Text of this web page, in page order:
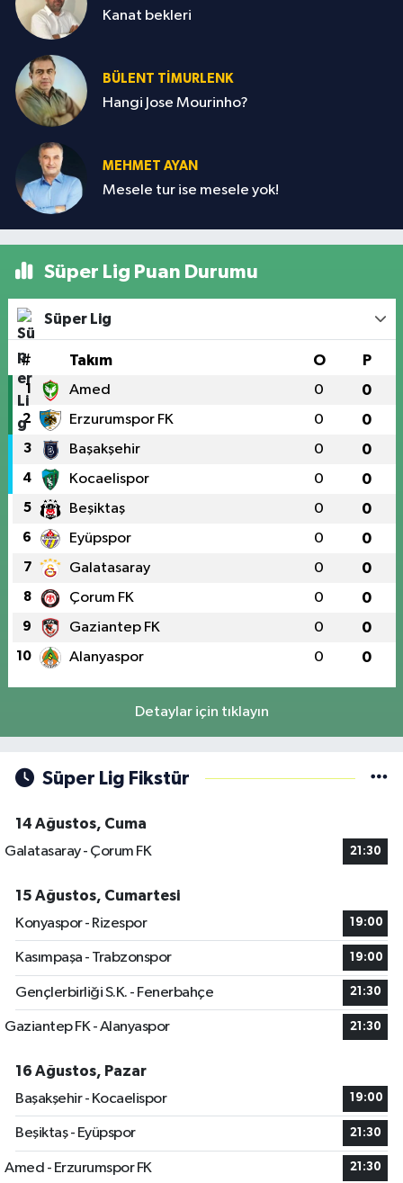
Kanat bekleri
BÜLENT TIMURLENK
Hangi Jose Mourinho?
MEHMET AYAN
Mesele tur ise mesele yok!
Süper Lig Puan Durumu
Süper Lig
# Takım O P
1 Amed 0 0
2 Erzurumspor FK 0 0
3 Başakşehir 0 0
4 Kocaelispor 0 0
5 Beşiktaş 0 0
6 Eyüpspor 0 0
7 Galatasaray 0 0
8 Çorum FK 0 0
9 Gaziantep FK 0 0
10 Alanyaspor 0 0
Detaylar için tıklayın
Süper Lig Fikstür
14 Ağustos, Cuma
Galatasaray - Çorum FK
21:30
15 Ağustos, Cumartesi
Konyaspor - Rizespor
19:00
Kasımpaşa - Trabzonspor 19:00
Gençlerbirliği S.K. - Fenerbahçe 21:30
Gaziantep FK - Alanyaspor 21:30
16 Ağustos, Pazar
Başakşehir - Kocaelispor
19:00
Beşiktaş - Eyüpspor 21:30
Amed - Erzurumspor FK 21:30